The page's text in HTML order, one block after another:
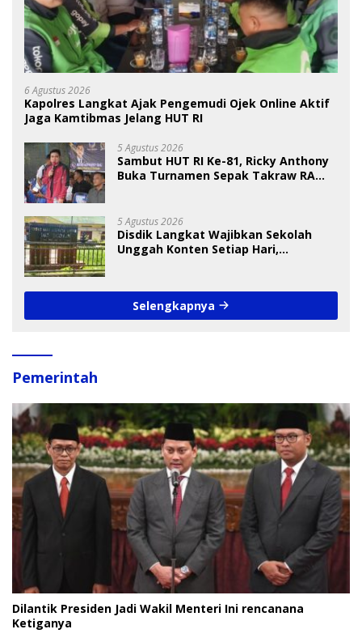
6 Agustus 2026
Kapolres Langkat Ajak Pengemudi Ojek Online Aktif
Jaga Kamtibmas Jelang HUT RI
5 Agustus 2026
Sambut HUT RI Ke-81, Ricky Anthony
Buka Turnamen Sepak Takraw RA
5 Agustus 2026
Disdik Langkat Wajibkan Sekolah
Unggah Konten Setiap Hari,
Selengkapnya
Pemerintah
Dilantik Presiden Jadi Wakil Menteri Ini rencanana
Ketiganya